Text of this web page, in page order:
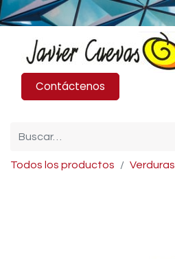
Contáctenos
Todos los productos Verduras